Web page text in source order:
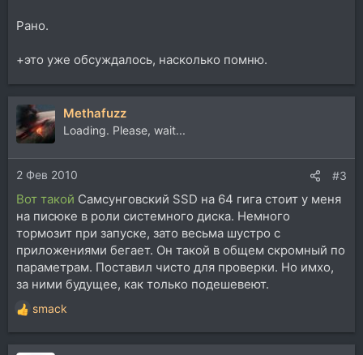
Рано.
+это уже обсуждалось, насколько помню.
Methafuzz
Loading. Please, wait...
2 Фев 2010 #3
Вот такой Самсунговский SSD на 64 гига стоит у меня
на писюке в роли системного диска. Немного
тормозит при запуске, зато весьма шустро с
приложениями бегает. Он такой в общем скромный по
параметрам. Поставил чисто для проверки. Но имхо,
за ними будущее, как только подешевеют.
Р
е
а
smack